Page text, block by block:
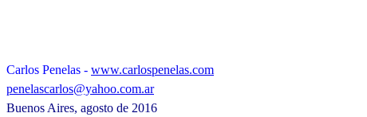
Carlos Penelas - www.carlospenelas.com
penelascarlos@yahoo.com.ar
Buenos Aires, agosto de 2016